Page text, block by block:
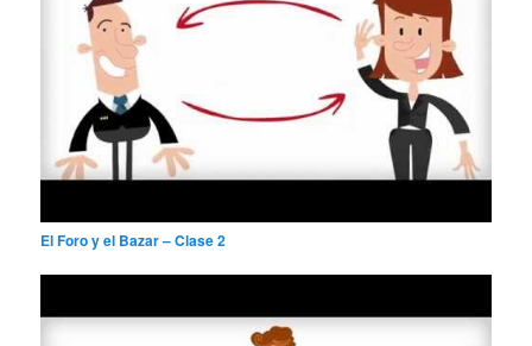
El Foro y el Bazar – Clase 2